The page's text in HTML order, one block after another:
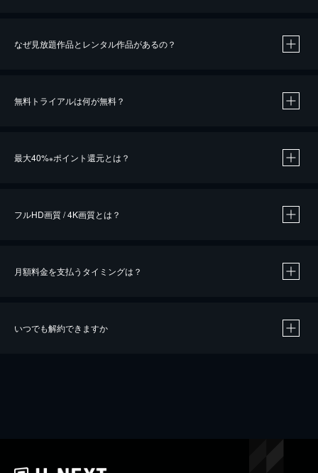
なぜ見放題作品とレンタル作品があるの？
無料トライアルは何が無料？
最大40%※ポイント還元とは？
※40％ポイント還元の対象は、クレジットカード決済による作品の購入 / レンタルです。
iOSアプリのUコイン決済による作品の購入 / レンタルは、20％のポイント還元です。
フルHD画質 / 4K画質とは？
月額料金を支払うタイミングは？
いつでも解約できますか